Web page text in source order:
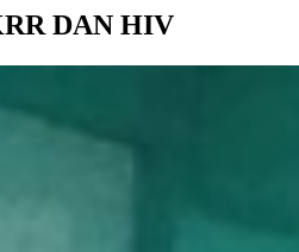
DAN HIV